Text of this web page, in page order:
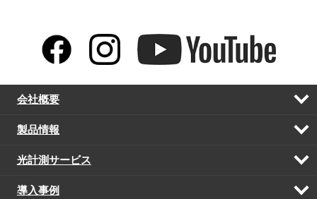
会社概要
開
製品情報
開
光計測サービス
開
導入事例
開